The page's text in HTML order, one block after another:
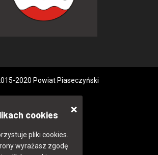
2020 Powiat Piaseczyński
cookies
pliki cookies.
wyrażasz zgodę